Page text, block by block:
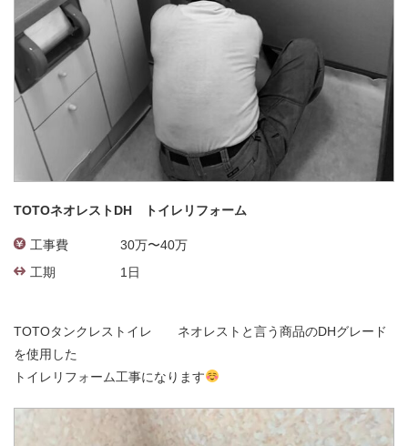
TOTOネオレストDH トイレリフォーム
工事費
30万〜40万
工期
1日
TOTOタンクレストイレ ネオレストと言う商品のDHグレード
を使用した
トイレリフォーム工事になります